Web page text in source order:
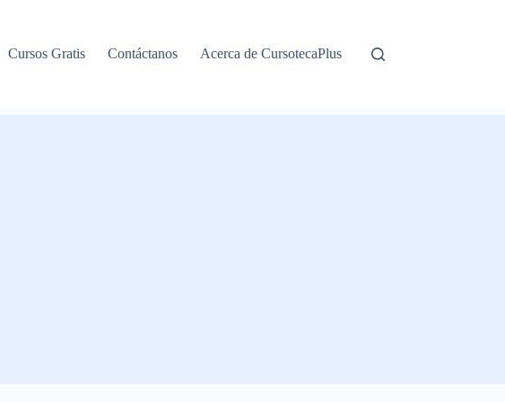
Cursos Gratis Contáctanos Acerca de CursotecaPlus